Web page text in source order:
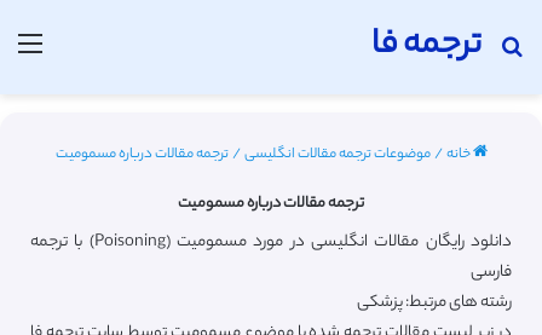
ترجمه فا
جستجو برای
خانه/موضوعات ترجمه مقالات انگلیسی/ترجمه مقالات درباره مسمومیت
ترجمه مقالات درباره مسمومیت
دانلود رایگان مقالات انگلیسی در مورد مسمومیت (Poisoning) با ترجمه
فارسی
رشته های مرتبط: پزشکی